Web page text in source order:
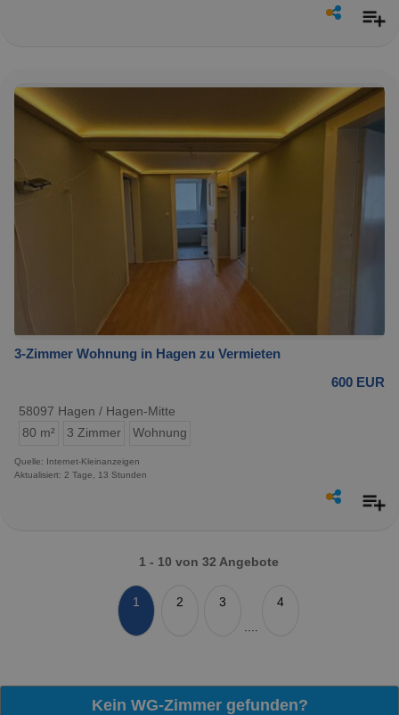
3-Zimmer Wohnung in Hagen zu Vermieten
600 EUR
58097 Hagen / Hagen-Mitte
80 m²
3 Zimmer Wohnung
Quelle: Internet-Kleinanzeigen
Aktualisiert: 2 Tage, 13 Stunden
1 - 10 von 32 Angebote
1 2
3
4
Kein WG-Zimmer gefunden?